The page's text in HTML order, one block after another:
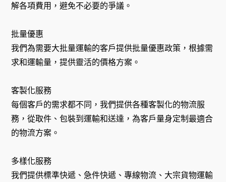
解各項費用，避免不必要的爭議。
批量優惠
我們為需要大批量運輸的客戶提供批量優惠政策，根據需
求和運輸量，提供靈活的價格方案。
客製化服務
每個客戶的需求都不同，我們提供各種客製化的物流服
務，從取件、包裝到運輸和送達，為客戶量身定制最適合
的物流方案。
多樣化服務
我們提供標準快遞、急件快遞、專線物流、大宗貨物運輸